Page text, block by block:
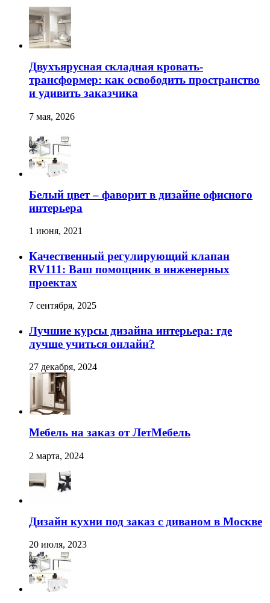
Двухъярусная складная кровать-
трансформер: как освободить пространство
и удивить заказчика
7 мая, 2026
Белый цвет – фаворит в дизайне офисного
интерьера
1 июня, 2021
Качественный регулирующий клапан
RV111: Ваш помощник в инженерных
проектах
7 сентября, 2025
Лучшие курсы дизайна интерьера: где
лучше учиться онлайн?
27 декабря, 2024
Мебель на заказ от ЛетМебель
2 марта, 2024
Дизайн кухни под заказ с диваном в Москве
20 июля, 2023